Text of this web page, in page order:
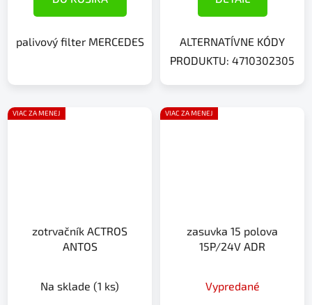
palivový filter MERCEDES
ALTERNATÍVNE KÓDY
PRODUKTU: 4710302305
VIAC ZA MENEJ
zotrvačník ACTROS
ANTOS
Na sklade (1 ks)
VIAC ZA MENEJ
zasuvka 15 polova
15P/24V ADR
Vypredané